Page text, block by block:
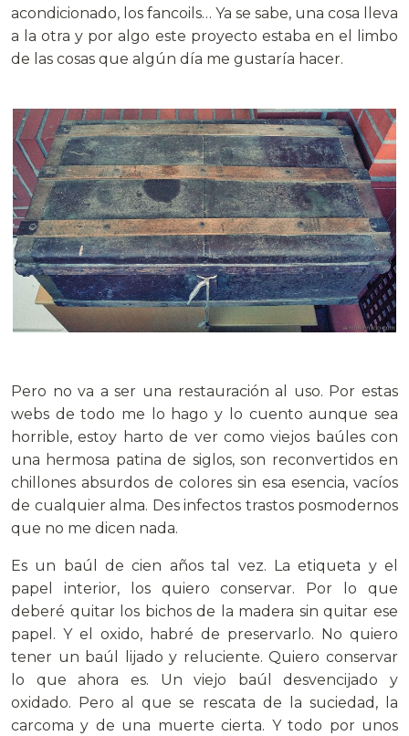
acondicionado, los fancoils… Ya se sabe, una cosa lleva
a la otra y por algo este proyecto estaba en el limbo
de las cosas que algún día me gustaría hacer.
Pero no va a ser una restauración al uso. Por estas
webs de todo me lo hago y lo cuento aunque sea
horrible, estoy harto de ver como viejos baúles con
una hermosa patina de siglos, son reconvertidos en
chillones absurdos de colores sin esa esencia, vacíos
de cualquier alma. Des infectos trastos posmodernos
que no me dicen nada.
Es un baúl de cien años tal vez. La etiqueta y el
papel interior, los quiero conservar. Por lo que
deberé quitar los bichos de la madera sin quitar ese
papel. Y el oxido, habré de preservarlo. No quiero
tener un baúl lijado y reluciente. Quiero conservar
lo que ahora es. Un viejo baúl desvencijado y
oxidado. Pero al que se rescata de la suciedad, la
carcoma y de una muerte cierta. Y todo por unos